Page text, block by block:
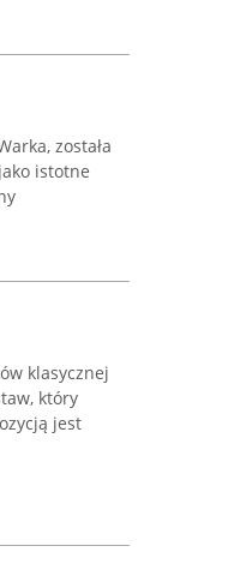
została
istotne
klasycznej
który
jest